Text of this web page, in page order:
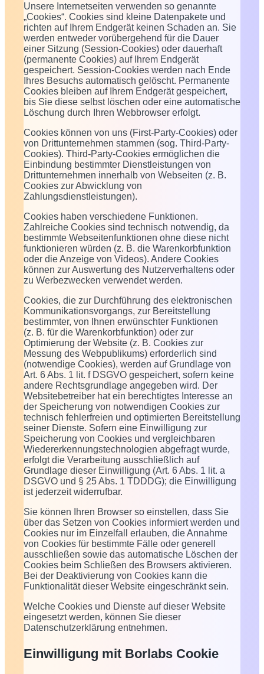
Unsere Internetseiten verwenden so genannte
„Cookies“. Cookies sind kleine Datenpakete und
richten auf Ihrem Endgerät keinen Schaden an. Sie
werden entweder vorübergehend für die Dauer
einer Sitzung (Session-Cookies) oder dauerhaft
(permanente Cookies) auf Ihrem Endgerät
gespeichert. Session-Cookies werden nach Ende
Ihres Besuchs automatisch gelöscht. Permanente
Cookies bleiben auf Ihrem Endgerät gespeichert,
bis Sie diese selbst löschen oder eine automatische
Löschung durch Ihren Webbrowser erfolgt.
Cookies können von uns (First-Party-Cookies) oder
von Drittunternehmen stammen (sog. Third-Party-
Cookies). Third-Party-Cookies ermöglichen die
Einbindung bestimmter Dienstleistungen von
Drittunternehmen innerhalb von Webseiten (z. B.
Cookies zur Abwicklung von
Zahlungsdienstleistungen).
Cookies haben verschiedene Funktionen.
Zahlreiche Cookies sind technisch notwendig, da
bestimmte Webseitenfunktionen ohne diese nicht
funktionieren würden (z. B. die Warenkorbfunktion
oder die Anzeige von Videos). Andere Cookies
können zur Auswertung des Nutzerverhaltens oder
zu Werbezwecken verwendet werden.
Cookies, die zur Durchführung des elektronischen
Kommunikationsvorgangs, zur Bereitstellung
bestimmter, von Ihnen erwünschter Funktionen
(z. B. für die Warenkorbfunktion) oder zur
Optimierung der Website (z. B. Cookies zur
Messung des Webpublikums) erforderlich sind
(notwendige Cookies), werden auf Grundlage von
Art. 6 Abs. 1 lit. f DSGVO gespeichert, sofern keine
andere Rechtsgrundlage angegeben wird. Der
Websitebetreiber hat ein berechtigtes Interesse an
der Speicherung von notwendigen Cookies zur
technisch fehlerfreien und optimierten Bereitstellung
seiner Dienste. Sofern eine Einwilligung zur
Speicherung von Cookies und vergleichbaren
Wiedererkennungstechnologien abgefragt wurde,
erfolgt die Verarbeitung ausschließlich auf
Grundlage dieser Einwilligung (Art. 6 Abs. 1 lit. a
DSGVO und § 25 Abs. 1 TDDDG); die Einwilligung
ist jederzeit widerrufbar.
Sie können Ihren Browser so einstellen, dass Sie
über das Setzen von Cookies informiert werden und
Cookies nur im Einzelfall erlauben, die Annahme
von Cookies für bestimmte Fälle oder generell
ausschließen sowie das automatische Löschen der
Cookies beim Schließen des Browsers aktivieren.
Bei der Deaktivierung von Cookies kann die
Funktionalität dieser Website eingeschränkt sein.
Welche Cookies und Dienste auf dieser Website
eingesetzt werden, können Sie dieser
Datenschutzerklärung entnehmen.
Einwilligung mit Borlabs Cookie